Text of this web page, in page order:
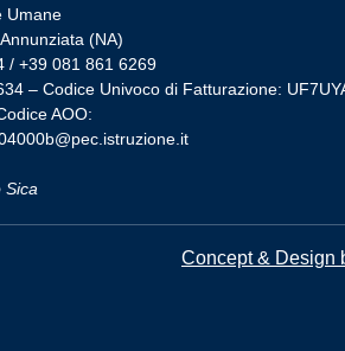
Umane
(NA)
/ +39 081 861 6269
– Codice Univoco di Fatturazione:
AOO:
Sica
Concept & Design